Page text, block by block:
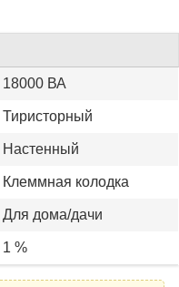
18000 ВА
Тиристорный
Настенный
Клеммная колодка
Для дома/дачи
1 %